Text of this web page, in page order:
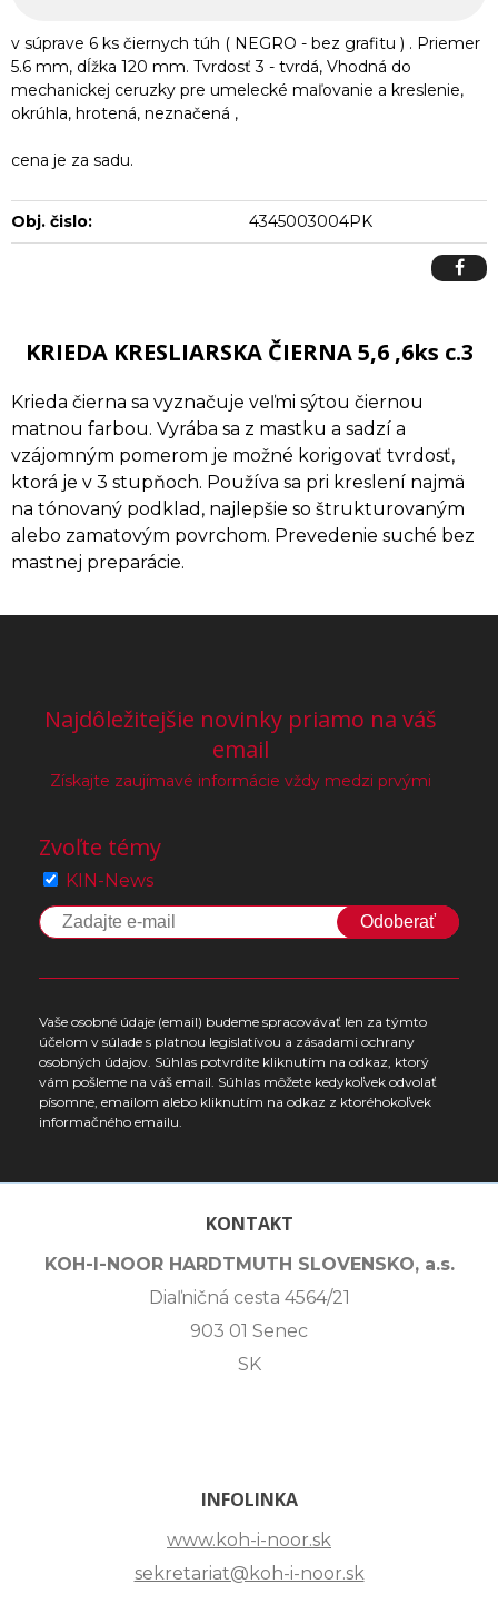
v súprave 6 ks čiernych túh ( NEGRO - bez grafitu ) . Priemer
5.6 mm, dĺžka 120 mm. Tvrdosť 3 - tvrdá, Vhodná do
mechanickej ceruzky pre umelecké maľovanie a kreslenie,
okrúhla, hrotená, neznačená ,
cena je za sadu.
Obj. čislo: 4345003004PK
KRIEDA KRESLIARSKA ČIERNA 5,6 ,6ks c.3
Krieda čierna sa vyznačuje veľmi sýtou čiernou
matnou farbou. Vyrába sa z mastku a sadzí a
vzájomným pomerom je možné korigovať tvrdosť,
ktorá je v 3 stupňoch. Používa sa pri kreslení najmä
na tónovaný podklad, najlepšie so štrukturovaným
alebo zamatovým povrchom. Prevedenie suché bez
mastnej preparácie.
Najdôležitejšie novinky priamo na váš
email
Získajte zaujímavé informácie vždy medzi prvými
Zvoľte témy
KIN-News
Odoberať
Vaše osobné údaje (email) budeme spracovávať len za týmto
účelom v súlade s platnou legislatívou a zásadami ochrany
osobných údajov. Súhlas potvrdíte kliknutím na odkaz, ktorý
vám pošleme na váš email. Súhlas môžete kedykoľvek odvolať
písomne, emailom alebo kliknutím na odkaz z ktoréhokoľvek
informačného emailu.
KONTAKT
KOH-I-NOOR HARDTMUTH SLOVENSKO, a.s.
Diaľničná cesta 4564/21
903 01 Senec
SK
INFOLINKA
www.koh-i-noor.sk
sekretariat@koh-i-noor.sk